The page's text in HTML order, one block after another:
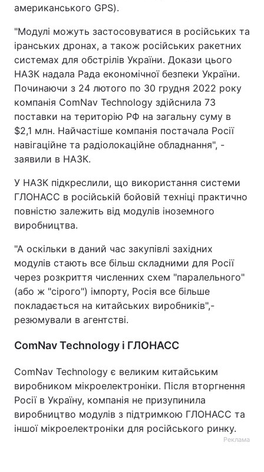
американського GPS).
"Модулі можуть застосовуватися в російських та
іранських дронах, а також російських ракетних
системах для обстрілів України. Докази цього
НАЗК надала Рада економічної безпеки України.
Починаючи з 24 лютого по 30 грудня 2022 року
компанія ComNav Technology здійснила 73
поставки на територію РФ на загальну суму в
$2,1 млн. Найчастіше компанія постачала Росії
навігаційне та радіолокаційне обладнання", -
заявили в НАЗК.
У НАЗК підкреслили, що використання системи
ГЛОНАСС в російській бойовій техніці практично
повністю залежить від модулів іноземного
виробництва.
"А оскільки в даний час закупівлі західних
модулів стають все більш складними для Росії
через розкриття численних схем "паралельного"
(або ж "сірого") імпорту, Росія все більше
покладається на китайських виробників",-
резюмували в агентстві.
ComNav Technology і ГЛОНАСС
ComNav Technology є великим китайським
виробником мікроелектроніки. Після вторгнення
Росії в Україну, компанія не призупинила
виробництво модулів з підтримкою ГЛОНАСС та
іншої мікроелектроніки для російського ринку.
Реклама